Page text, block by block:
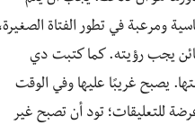
ومرعبة في تطور الفتاة الصغيرة،
يجب رؤيته. كما كتبت دي
يصبح غريبًا عليها وفي الوقت
للتعليقات؛ تود أن تصبح غير